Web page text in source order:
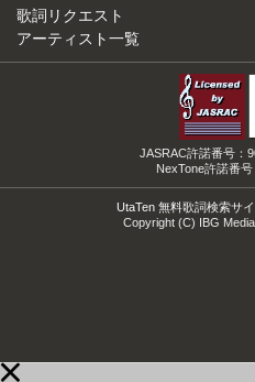
歌詞リクエスト
アーティスト一覧
JASRAC許諾番号：
NexTone許諾番
UtaTen 無料歌詞検索サ
Copyright (C) IBG